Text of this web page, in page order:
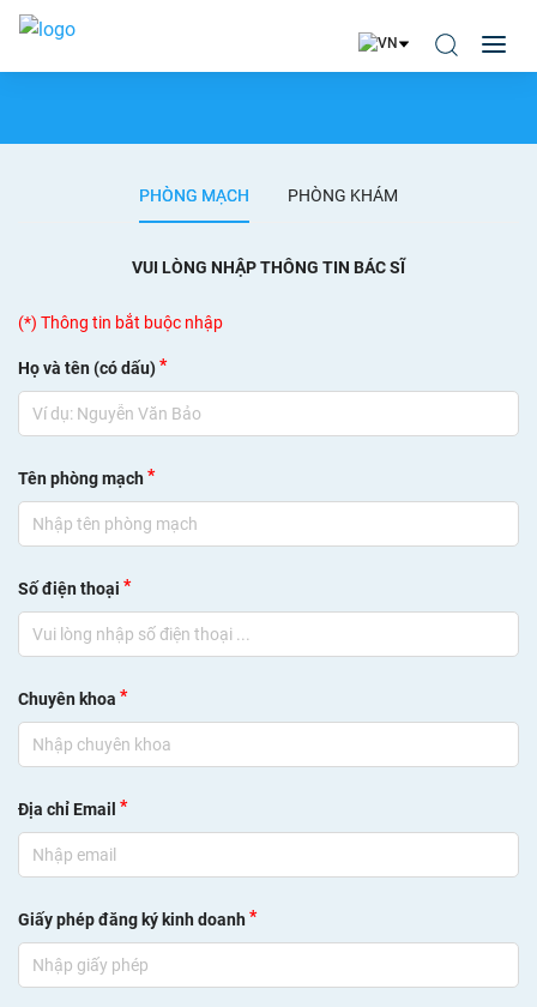
PHÒNG MẠCH PHÒNG KHÁM
VUI LÒNG NHẬP THÔNG TIN BÁC SĨ
(*) Thông tin bắt buộc nhập
Họ và tên (có dấu)*
Tên phòng mạch*
Số điện thoại *
Chuyên khoa *
Địa chỉ Email *
Giấy phép đăng ký kinh doanh*